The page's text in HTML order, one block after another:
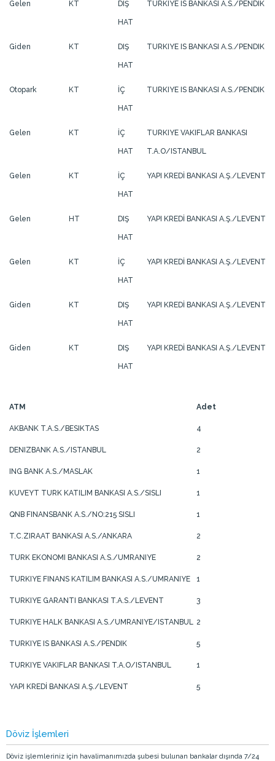
Gelen KT DIŞ
HAT
TURKIYE IS BANKASI A.S./PENDIK
Giden KT DIŞ
HAT
TURKIYE IS BANKASI A.S./PENDIK
Otopark KT İÇ
HAT
TURKIYE IS BANKASI A.S./PENDIK
Gelen KT İÇ
HAT
TURKIYE VAKIFLAR BANKASI
T.A.O/ISTANBUL
Gelen KT İÇ
HAT
YAPI KREDİ BANKASI A.Ş./LEVENT
Gelen HT DIŞ
HAT
YAPI KREDİ BANKASI A.Ş./LEVENT
Gelen KT İÇ
HAT
YAPI KREDİ BANKASI A.Ş./LEVENT
Giden KT DIŞ
HAT
YAPI KREDİ BANKASI A.Ş./LEVENT
Giden KT DIŞ
HAT
YAPI KREDİ BANKASI A.Ş./LEVENT
ATM Adet
AKBANK T.A.S./BESIKTAS 4
DENIZBANK A.S./ISTANBUL 2
ING BANK A.S./MASLAK 1
KUVEYT TURK KATILIM BANKASI A.S./SISLI 1
QNB FINANSBANK A.S./NO:215 SISLI 1
T.C.ZIRAAT BANKASI A.S./ANKARA 2
TURK EKONOMI BANKASI A.S./UMRANIYE 2
TURKIYE FINANS KATILIM BANKASI A.S./UMRANIYE 1
TURKIYE GARANTI BANKASI T.A.S./LEVENT 3
TURKIYE HALK BANKASI A.S./UMRANIYE/ISTANBUL 2
TURKIYE IS BANKASI A.S./PENDIK 5
TURKIYE VAKIFLAR BANKASI T.A.O/ISTANBUL 1
YAPI KREDİ BANKASI A.Ş./LEVENT 5
Döviz İşlemleri
Döviz işlemleriniz için havalimanımızda şubesi bulunan bankalar dışında 7/24